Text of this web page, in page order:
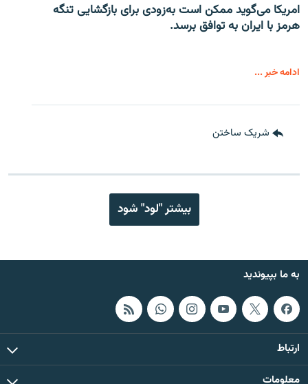
امریکا می‌گوید ممکن است به‌زودی برای بازگشایی تنگه
هرمز با ایران به توافق برسد.
ادامه خبر ...
شریک ساختن
بیشتر "لود" شود
به ما بپیوندید
ارتباط
معلومات